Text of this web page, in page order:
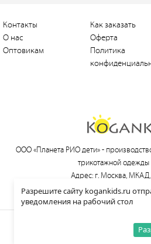
Разрешите сайту kogankids.ru
уведомления на рабочий стол
Контакты
О нас
Оптовикам
Как заказать
Оферта
Политика
ООО «Планета РИО дети» -
трикотажной одежды
Адрес: г. Москва, МКАД,
Тел.:+7 (495) 660-21-30, e-
© 2013—2026